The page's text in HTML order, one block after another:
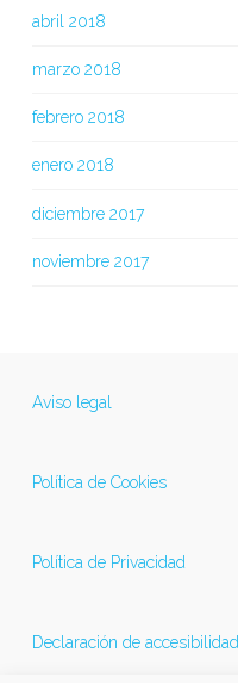
abril 2018
marzo 2018
febrero 2018
enero 2018
diciembre 2017
noviembre 2017
Aviso legal
Política de Cookies
Política de Privacidad
Declaración de accesibilidad